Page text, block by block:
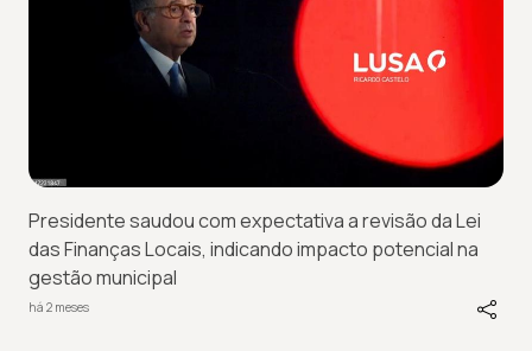
Presidente saudou com expectativa a revisão da Lei
das Finanças Locais, indicando impacto potencial na
gestão municipal
há 2 meses